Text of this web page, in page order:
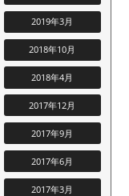
2019年3月
2018年10月
2018年4月
2017年12月
2017年9月
2017年6月
2017年3月